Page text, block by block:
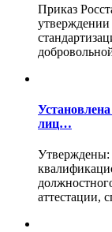
Приказ
утверждении
лиц…
Утверждены:
аттестации,